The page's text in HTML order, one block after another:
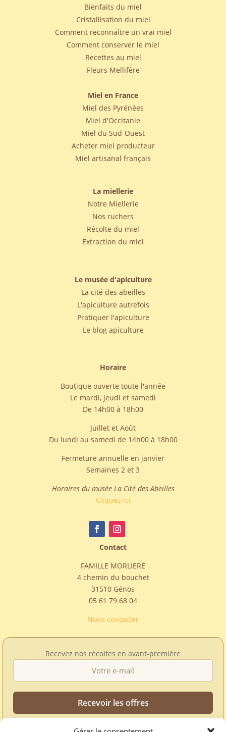
Bienfaits du miel
Cristallisation du miel
Comment reconnaître un vrai miel
Comment conserver le miel
Recettes au miel
Fleurs Mellifère
Miel en France
Miel des Pyrénées
Miel d'Occitanie
Miel du Sud-Ouest
Acheter miel producteur
Miel artisanal français
La miellerie
Notre Miellerie
Nos ruchers
Récolte du miel
Extraction du miel
Le musée d'apiculture
La cité des abeilles
L'apiculture autrefois
Pratiquer l'apiculture
Le blog apiculture
Horaire
Boutique ouverte toute l'année
Le mardi, jeudi et samedi
De 14h00 à 18h00
Juillet et Août
Du lundi au samedi de 14h00 à 18h00
Fermeture annuelle en janvier
Semaines 2 et 3
Horaires du musée La Cité des Abeilles
Cliquez ici
Contact
FAMILLE MORLIERE
4 chemin du bouchet
31510 Génos
05 61 79 68 04
Nous contacter
Recevez nos récoltes en avant-première